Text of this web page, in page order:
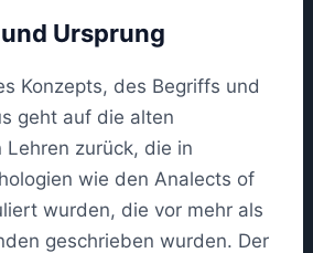
Ursprung
Konzepts, des Begriffs und
geht auf die alten
Lehren zurück, die in
wie den Analects of
wurden, die vor mehr als
geschrieben wurden. Der